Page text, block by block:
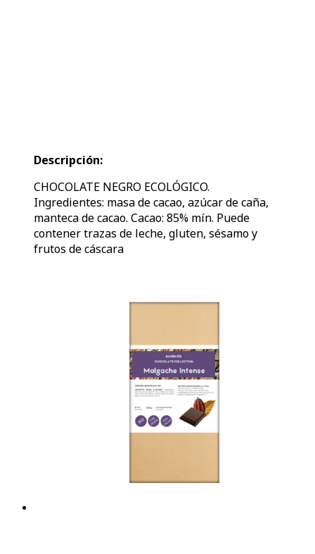
Descripción:
CHOCOLATE NEGRO ECOLÓGICO.
Ingredientes: masa de cacao, azúcar de caña,
manteca de cacao. Cacao: 85% mín. Puede
contener trazas de leche, gluten, sésamo y
frutos de cáscara